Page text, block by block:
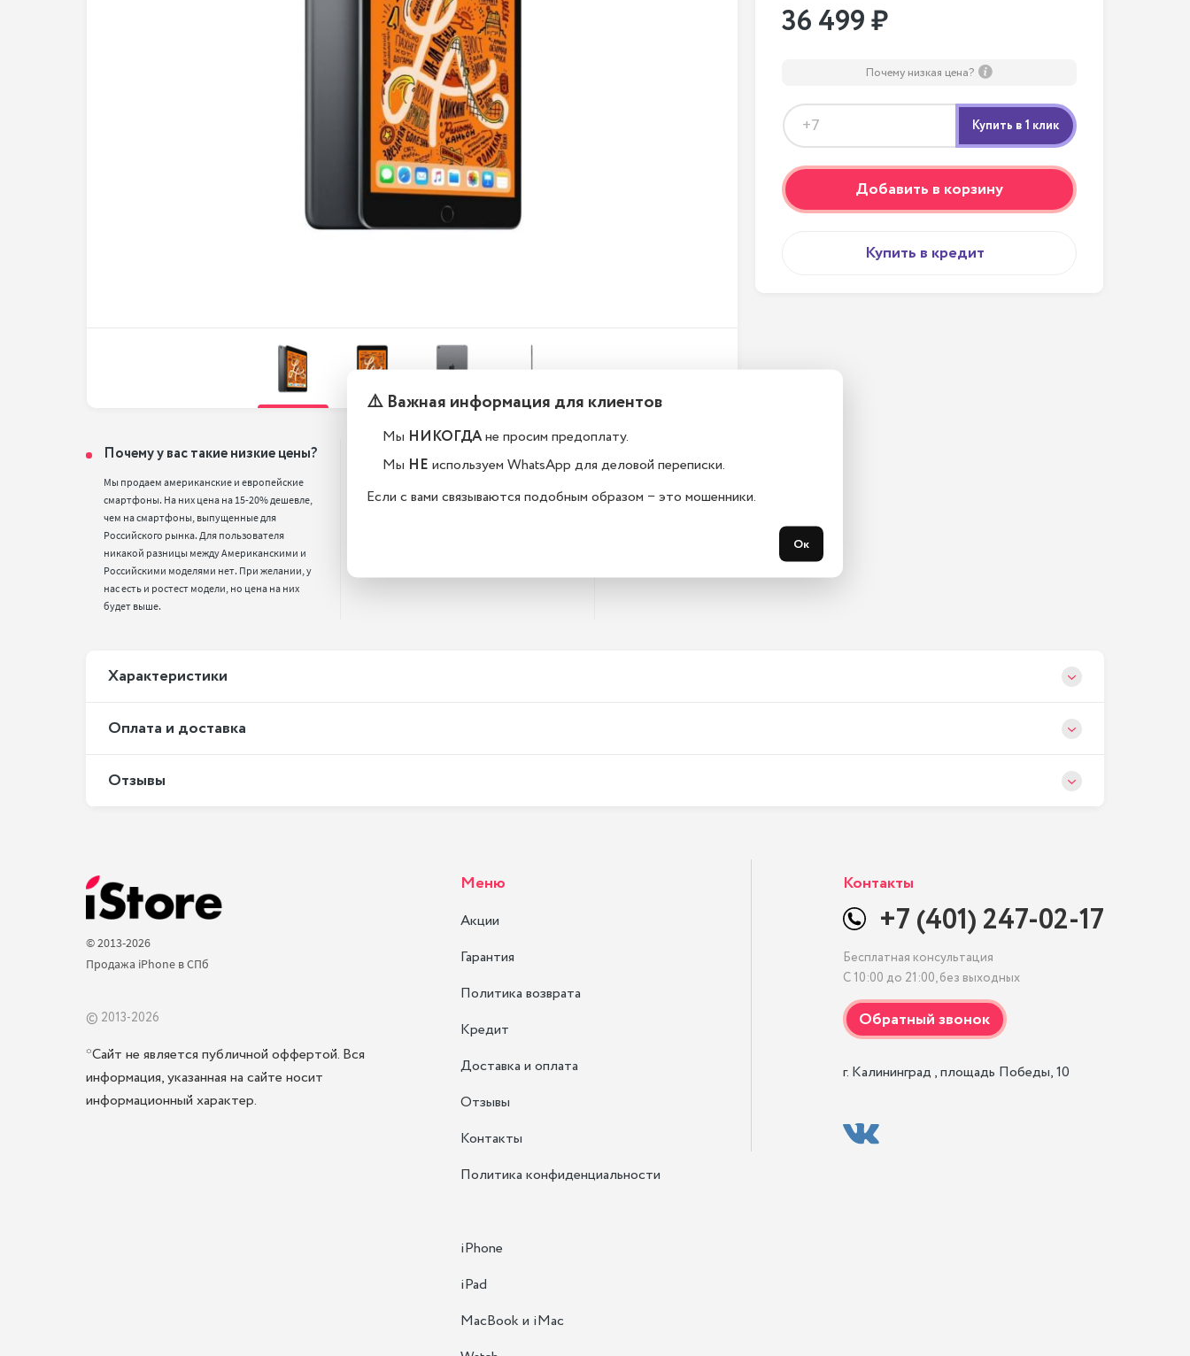
36 499 ₽
Почему низкая цена?
Добавить в корзину
Купить в кредит
Почему у вас такие низкие цены?
Мы продаем американские и европейские
смартфоны. На них цена на 15-20% дешевле,
чем на смартфоны, выпущенные для
Российского рынка. Для пользователя
никакой разницы между Американскими и
Российскими моделями нет. При желании, у
нас есть и ростест модели, но цена на них
будет выше.
Телефоны новые или
восстановленные?
Все телефоны в kaliningrad.istoreapple.ru
сайте, мы предоставляем гарантию 365
Xарактеристики
Оплата и доставка
Отзывы
© 2013-2026
Продажа iPhone в СПб
© 2013-2026
*Сайт не является публичной оффертой. Вся
информация, указанная на сайте носит
информационный характер.
Меню
Акции
Гарантия
Политика возврата
Кредит
Доставка и оплата
Отзывы
Контакты
Политика конфиденциальности
iPhone
iPad
MacBook и iMac
Контакты
+7 (401) 247-02-17
Бесплатная консультация
С 10:00 до 21:00, без выходных
г. Калининград , площадь Победы, 10
⚠️ Важная информация для клиентов
Мы НИКОГДАне просим предоплату.
Мы НЕ используем WhatsApp для деловой переписки.
Если с вами связываются подобным образом − это мошенники.
Ок